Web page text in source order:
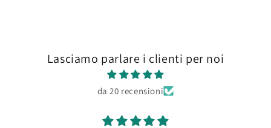
Lasciamo parlare i clienti per noi
da 20 recensioni